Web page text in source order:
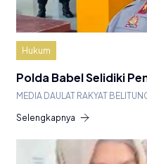
Hukum
Polda Babel Selidiki
MEDIA DAULAT RAKYAT
Selengkapnya